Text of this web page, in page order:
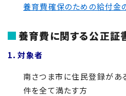
養育費確保のための給付金
養育費に関する公正証
1．対象者
南さつま市に住民登録があ
件を全て満たす方